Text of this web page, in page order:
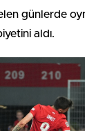
günlerde
aldı.